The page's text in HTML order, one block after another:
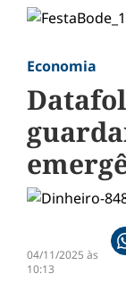
Economia
04/11/2025 às
10:13